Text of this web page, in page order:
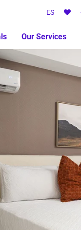
ES
Our Services